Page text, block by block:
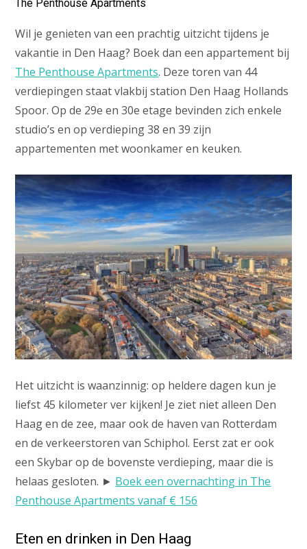
The Penthouse Apartments
Wil je genieten van een prachtig uitzicht tijdens je
vakantie in Den Haag? Boek dan een appartement bij
The Penthouse Apartments. Deze toren van 44
verdiepingen staat vlakbij station Den Haag Hollands
Spoor. Op de 29e en 30e etage bevinden zich enkele
studio’s en op verdieping 38 en 39 zijn
appartementen met woonkamer en keuken.
Het uitzicht is waanzinnig: op heldere dagen kun je
liefst 45 kilometer ver kijken! Je ziet niet alleen Den
Haag en de zee, maar ook de haven van Rotterdam
en de verkeerstoren van Schiphol. Eerst zat er ook
een Skybar op de bovenste verdieping, maar die is
helaas gesloten. ► Boek een overnachting in The
Penthouse Apartments vanaf € 156
Eten en drinken in Den Haag